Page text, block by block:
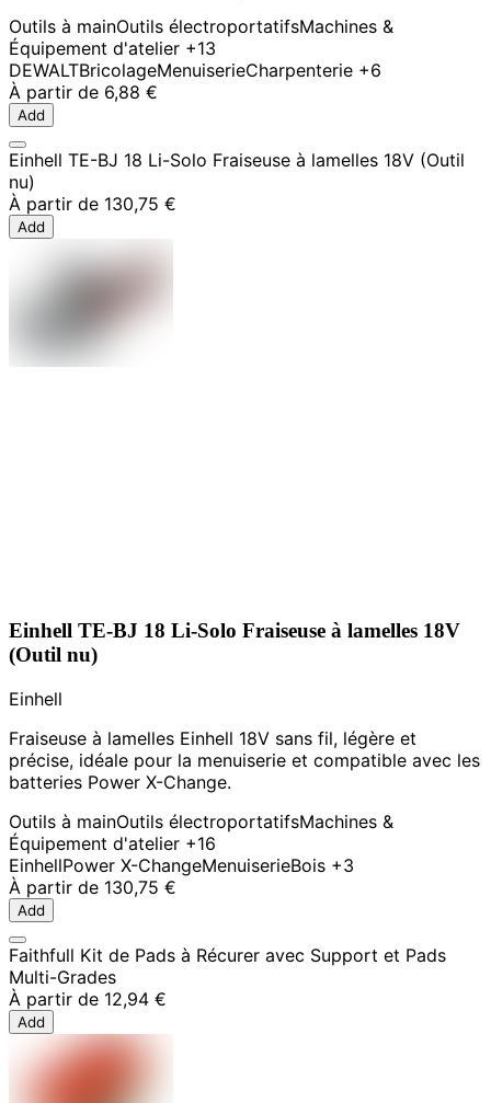
Outils à mainOutils électroportatifsMachines &
Équipement d'atelier +13
DEWALTBricolageMenuiserieCharpenterie +6
À partir de 6,88 €
Add
Einhell TE-BJ 18 Li-Solo Fraiseuse à lamelles 18V (Outil
nu)
À partir de 130,75 €
Add
Einhell TE-BJ 18 Li-Solo Fraiseuse à lamelles 18V
(Outil nu)
Einhell
Fraiseuse à lamelles Einhell 18V sans fil, légère et
précise, idéale pour la menuiserie et compatible avec les
batteries Power X-Change.
Outils à mainOutils électroportatifsMachines &
Équipement d'atelier +16
EinhellPower X-ChangeMenuiserieBois +3
À partir de 130,75 €
Add
Faithfull Kit de Pads à Récurer avec Support et Pads
Multi-Grades
À partir de 12,94 €
Add